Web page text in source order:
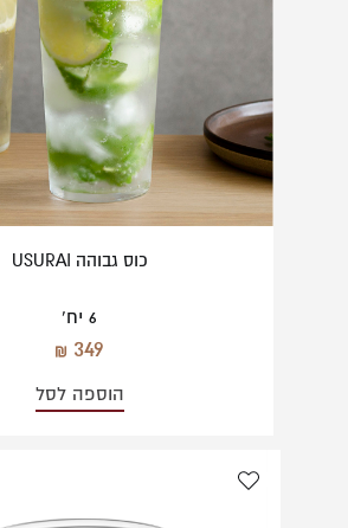
כוס גבוהה USURAI
6 יח'
349
הוספה לסל